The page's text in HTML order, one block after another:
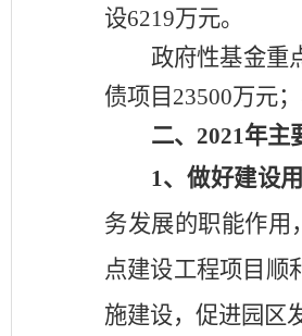
设6219万元。
政府性基金重
债项目 23500万元
二、 2021年主
1、 做好建设
务发展的职能作用
点建设工程项目顺
施建设，促进园区